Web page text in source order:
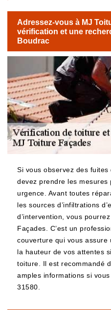
Adressez-vous à MJ
vérification et une
Boudrac
Si vous observez des
devez prendre les mesures
urgence. Avant toutes
les sources d’infiltrations
d’intervention, vous
Façades. C’est un
couverture qui vous assure
la hauteur de vos attentes
toiture. Il est recommandé
amples informations si
31580.